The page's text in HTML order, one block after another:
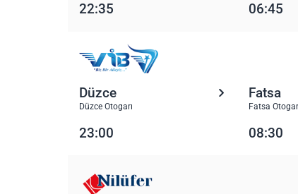
22:35 06:45
Düzce
Düzce Otogarı
Fatsa
Fatsa
23:00 08:30